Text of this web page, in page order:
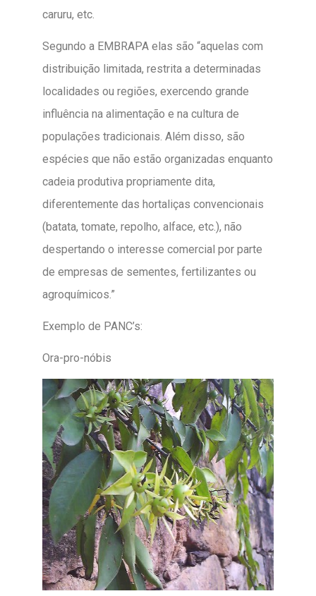
caruru, etc.
Segundo a EMBRAPA elas são “aquelas com
distribuição limitada, restrita a determinadas
localidades ou regiões, exercendo grande
influência na alimentação e na cultura de
populações tradicionais. Além disso, são
espécies que não estão organizadas enquanto
cadeia produtiva propriamente dita,
diferentemente das hortaliças convencionais
(batata, tomate, repolho, alface, etc.), não
despertando o interesse comercial por parte
de empresas de sementes, fertilizantes ou
agroquímicos.”
Exemplo de PANC’s:
Ora-pro-nóbis